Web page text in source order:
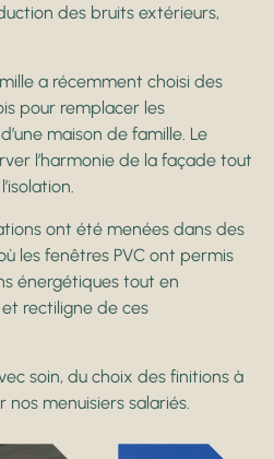
des bruits extérieurs,
a récemment choisi des
pour remplacer les
maison de famille. Le
l’harmonie de la façade tout
ont été menées dans des
les fenêtres PVC ont permis
énergétiques tout en
rectiligne de ces
soin, du choix des finitions à
nos menuisiers salariés.